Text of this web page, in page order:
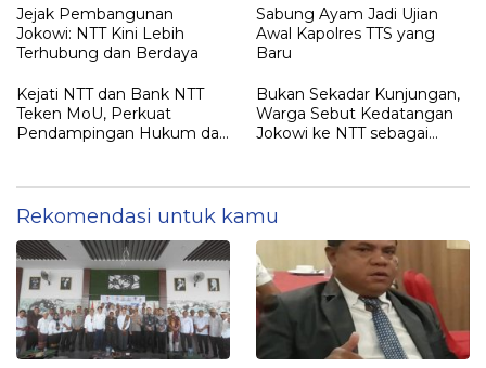
Gelar “RAJA TIMOR”
Kepada JOKO WIDODO
Jejak Pembangunan
Jokowi: NTT Kini Lebih
Terhubung dan Berdaya
Sabung Ayam Jadi Ujian
Awal Kapolres TTS yang
Baru
Kejati NTT dan Bank NTT
Teken MoU, Perkuat
Pendampingan Hukum dan
Bukan Sekadar Kunjungan,
Warga Sebut Kedatangan
Jokowi ke NTT sebagai
Rekomendasi untuk kamu